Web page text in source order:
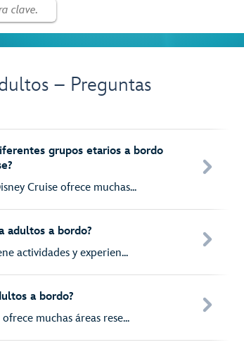
– Preguntas
grupos etarios a bordo
Cruise ofrece muchas...
adultos a bordo?
actividades y experien...
a bordo?
muchas áreas rese...